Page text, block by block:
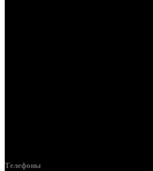
Телефоны